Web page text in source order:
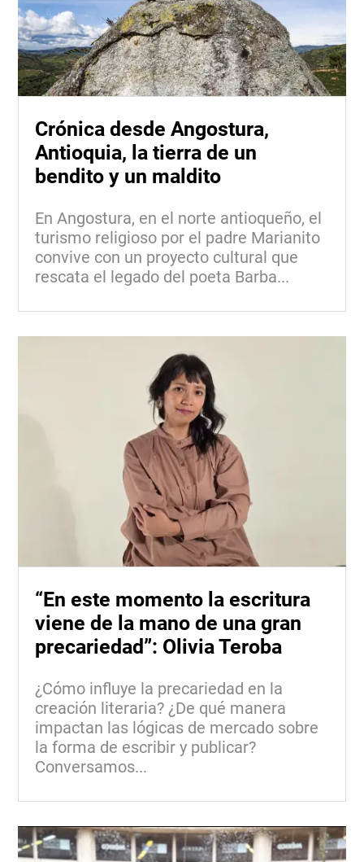
Crónica desde Angostura,
Antioquia, la tierra de un
bendito y un maldito
En Angostura, en el norte antioqueño, el
turismo religioso por el padre Marianito
convive con un proyecto cultural que
rescata el legado del poeta Barba...
“En este momento la escritura
viene de la mano de una gran
precariedad”: Olivia Teroba
¿Cómo influye la precariedad en la
creación literaria? ¿De qué manera
impactan las lógicas de mercado sobre
la forma de escribir y publicar?
Conversamos...